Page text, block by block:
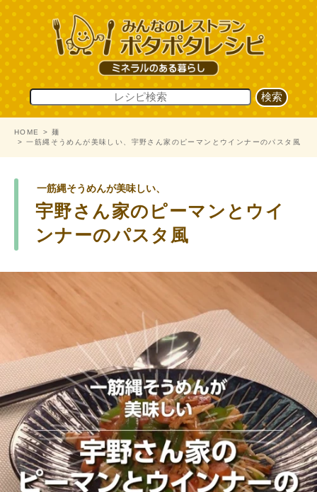
HOME
麺
一筋縄そうめんが美味しい、宇野さん家のピーマンとウインナーのパスタ風
一筋縄そうめんが美味しい、
宇野さん家のピーマンとウイ
ンナーのパスタ風